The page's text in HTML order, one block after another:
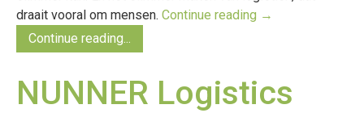
draait vooral om mensen. Continue reading →
Continue reading...
NUNNER Logistics